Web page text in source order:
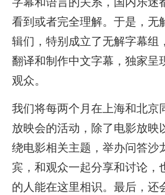
看到或者完全理解。于是，无
辑们，特别成立了无解字幕组
翻译和制作中文字幕，独家呈
观众。
我们将每两个月在上海和北京
放映会的活动，除了电影放映
绕电影相关主题，举办问答沙
宾，和观众一起分享和讨论，
的人能在这里相识。最后，还